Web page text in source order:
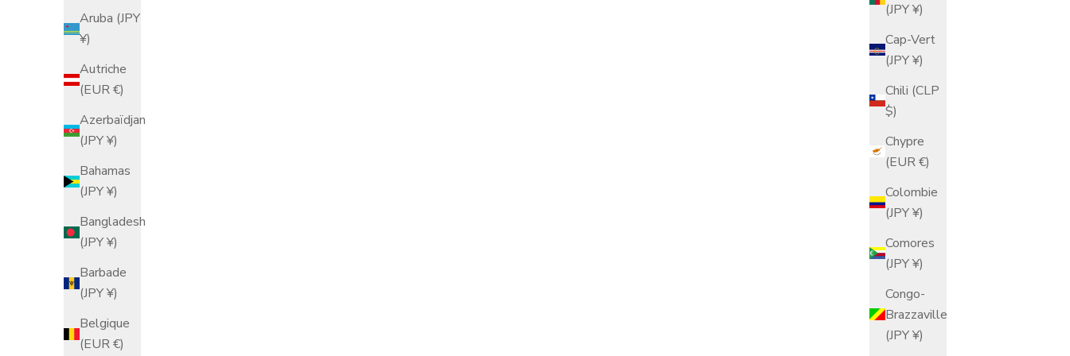
(JPY ¥)
Cap-Vert
(JPY ¥)
Chili (CLP
$)
Chypre
(EUR €)
Colombie
(JPY ¥)
Comores
(JPY ¥)
Congo-
Brazzaville
(JPY ¥)
Aruba (JPY
¥)
Autriche
(EUR €)
Azerbaïdjan
(JPY ¥)
Bahamas
(JPY ¥)
Bangladesh
(JPY ¥)
Barbade
(JPY ¥)
Belgique
(EUR €)
Verre à whisky sakura rose profond
Verre à whisky Sakura bleu indigo
Prix de vente
$358.00 USD